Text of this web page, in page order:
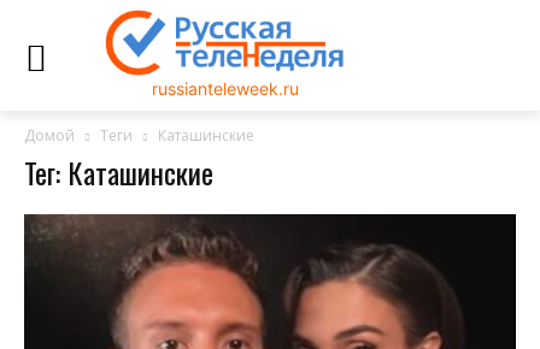
russianteleweek.ru
Домой Теги Каташинские
Тег: Каташинские